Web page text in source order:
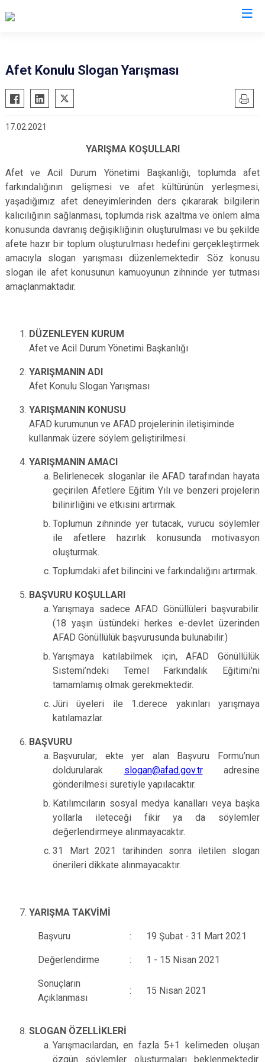
Afet Konulu Slogan Yarışması
17.02.2021
YARIŞMA KOŞULLARI
Afet ve Acil Durum Yönetimi Başkanlığı, toplumda afet
farkındalığının gelişmesi ve afet kültürünün yerleşmesi,
yaşadığımız afet deneyimlerinden ders çıkararak bilgilerin
kalıcılığının sağlanması, toplumda risk azaltma ve önlem alma
konusunda davranış değişikliğinin oluşturulması ve bu şekilde
afete hazır bir toplum oluşturulması hedefini gerçekleştirmek
amacıyla slogan yarışması düzenlemektedir. Söz konusu
slogan ile afet konusunun kamuoyunun zihninde yer tutması
amaçlanmaktadır.
DÜZENLEYEN KURUM
Afet ve Acil Durum Yönetimi Başkanlığı
YARIŞMANIN ADI
Afet Konulu Slogan Yarışması
YARIŞMANIN KONUSU
AFAD kurumunun ve AFAD projelerinin iletişiminde
kullanmak üzere söylem geliştirilmesi.
YARIŞMANIN AMACI
Belirlenecek sloganlar ile AFAD tarafından hayata
geçirilen Afetlere Eğitim Yılı ve benzeri projelerin
bilinirliğini ve etkisini artırmak.
Toplumun zihninde yer tutacak, vurucu söylemler
ile afetlere hazırlık konusunda motivasyon
oluşturmak.
Toplumdaki afet bilincini ve farkındalığını artırmak.
BAŞVURU KOŞULLARI
Yarışmaya sadece AFAD Gönüllüleri başvurabilir.
(18 yaşın üstündeki herkes e-devlet üzerinden
AFAD Gönüllülük başvurusunda bulunabilir.)
Yarışmaya katılabilmek için, AFAD Gönüllülük
Sistemi’ndeki Temel Farkındalık Eğitimi’ni
tamamlamış olmak gerekmektedir.
Jüri üyeleri ile 1.derece yakınları yarışmaya
katılamazlar.
BAŞVURU
Başvurular; ekte yer alan Başvuru Formu’nun
doldurularak slogan@afad.gov.tradresine
gönderilmesi suretiyle yapılacaktır.
Katılımcıların sosyal medya kanalları veya başka
yollarla ileteceği fikir ya da söylemler
değerlendirmeye alınmayacaktır.
31 Mart 2021 tarihinden sonra iletilen slogan
önerileri dikkate alınmayacaktır.
YARIŞMA TAKVİMİ
Başvuru : 19 Şubat - 31 Mart 2021
Değerlendirme : 1 - 15 Nisan 2021
Sonuçların
Açıklanması
: 15 Nisan 2021
SLOGAN ÖZELLİKLERİ
Yarışmacılardan, en fazla 5+1 kelimeden oluşan
özgün söylemler oluşturmaları beklenmektedir.